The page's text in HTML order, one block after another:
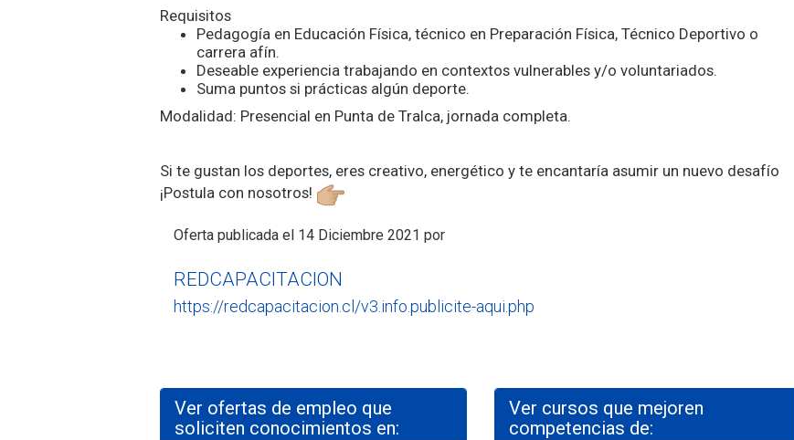
Requisitos
Pedagogía en Educación Física, técnico en Preparación Física, Técnico Deportivo o
carrera afín.
Deseable experiencia trabajando en contextos vulnerables y/o voluntariados.
Suma puntos si prácticas algún deporte.
Modalidad: Presencial en Punta de Tralca, jornada completa.
Si te gustan los deportes, eres creativo, energético y te encantaría asumir un nuevo desafío
¡Postula con nosotros!
Oferta publicada el 14 Diciembre 2021 por
REDCAPACITACION
https://redcapacitacion.cl/v3.info.publicite-aqui.php
Ver ofertas de empleo que
soliciten conocimientos en:
Ver cursos que mejoren
competencias de: